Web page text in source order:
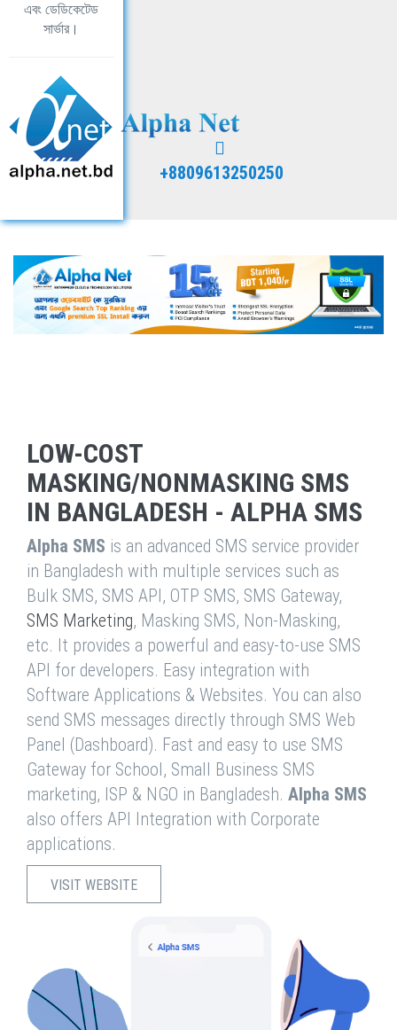
এবং ডেডিকেটেড
সার্ভার।
+8809613250250
LOW-COST
MASKING/NONMASKING SMS
IN BANGLADESH - ALPHA SMS
Alpha SMS is an advanced SMS service provider
in Bangladesh with multiple services such as
Bulk SMS, SMS API, OTP SMS, SMS Gateway,
SMS Marketing, Masking SMS, Non-Masking,
etc. It provides a powerful and easy-to-use SMS
API for developers. Easy integration with
Software Applications & Websites. You can also
send SMS messages directly through SMS Web
Panel (Dashboard). Fast and easy to use SMS
Gateway for School, Small Business SMS
marketing, ISP & NGO in Bangladesh. Alpha SMS
also offers API Integration with Corporate
applications.
VISIT WEBSITE